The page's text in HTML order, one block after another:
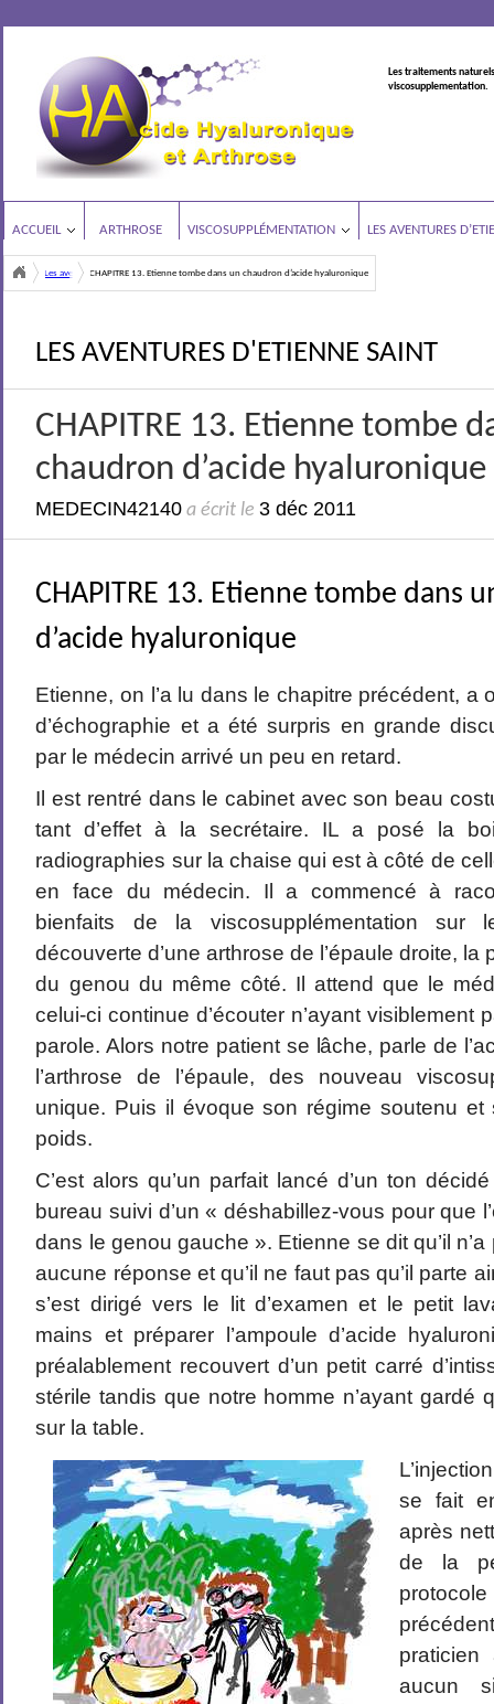
Les traitements
viscosupplementation.
ACCUEIL ARTHROSE VISCOSUPPLÉMENTATION LES AVENTURES
Les aventures d'Etienne Saint
CHAPITRE 13. Etienne tombe dans un chaudron d’acide hyaluronique
LES AVENTURES D'ETIENNE SAINT
CHAPITRE 13. Etienne tombe
chaudron d’acide hyaluronique
MEDECIN42140 a écrit le3 déc 2011
CHAPITRE 13. Etienne tombe dans
d’acide hyaluronique
Etienne, on l’a lu dans le chapitre précédent, a
d’échographie et a été surpris en grande
par le médecin arrivé un peu en retard.
Il est rentré dans le cabinet avec son beau
tant d’effet à la secrétaire. IL a posé la
radiographies sur la chaise qui est à côté de
en face du médecin. Il a commencé à
bienfaits de la viscosupplémentation sur
découverte d’une arthrose de l’épaule droite, la
du genou du même côté. Il attend que le
celui-ci continue d’écouter n’ayant visiblement
parole. Alors notre patient se lâche, parle de
l’arthrose de l’épaule, des nouveau
unique. Puis il évoque son régime soutenu et
poids.
C’est alors qu’un parfait lancé d’un ton
bureau suivi d’un « déshabillez-vous pour que
dans le genou gauche ». Etienne se dit qu’il n’a
aucune réponse et qu’il ne faut pas qu’il parte
s’est dirigé vers le lit d’examen et le petit
mains et préparer l’ampoule d’acide
préalablement recouvert d’un petit carré
stérile tandis que notre homme n’ayant gardé
sur la table.
se fait
après
de la
praticien
aucun